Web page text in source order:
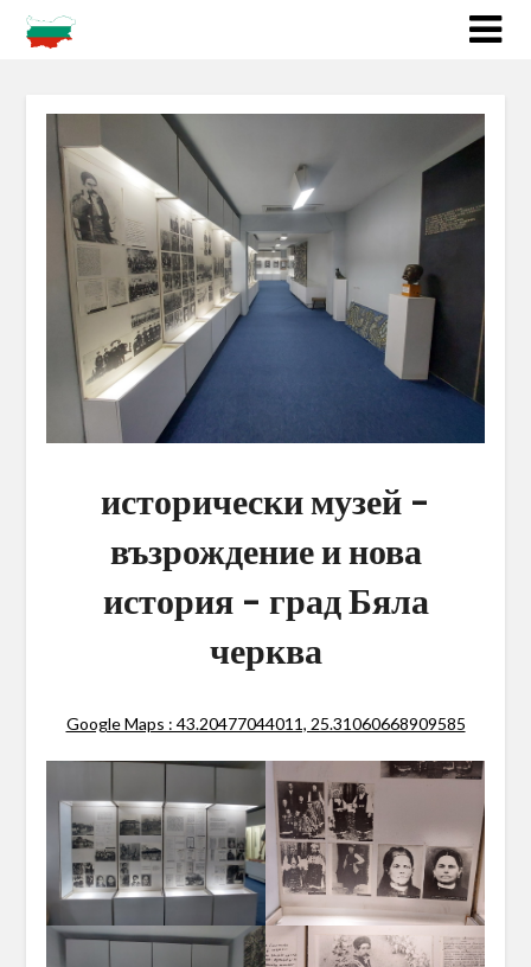
исторически музей –
възрождение и нова
история – град Бяла
черква
Google Maps : 43.20477044011, 25.31060668909585